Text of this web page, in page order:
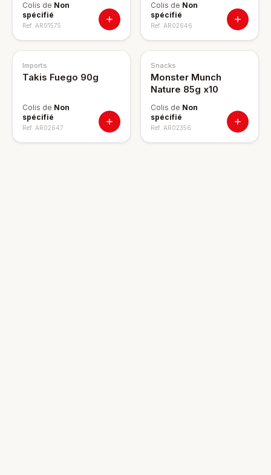
Colis de Non
spécifié
Ref. AR01575
Colis de Non
spécifié
Ref. AR02646
Imports
Takis Fuego 90g
Colis de Non
spécifié
Ref. AR02647
Snacks
Monster Munch
Nature 85g x10
Colis de Non
spécifié
Ref. AR02356